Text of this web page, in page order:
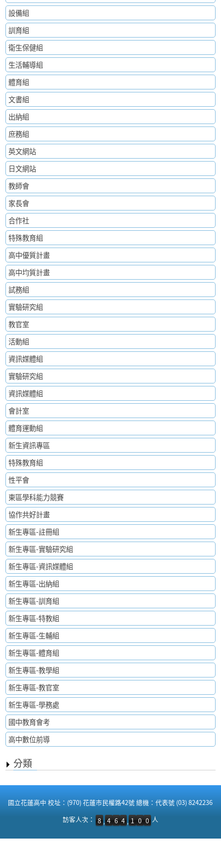
設備組
訓育組
衛生保健組
生活輔導組
體育組
文書組
出納組
庶務組
英文網站
日文網站
教師會
家長會
合作社
特殊教育組
高中優質計畫
高中均質計畫
試務組
實驗研究組
教官室
活動組
資訊媒體組
實驗研究組
資訊媒體組
會計室
體育運動組
新生資訊專區
特殊教育組
性平會
東區學科能力競賽
協作共好計畫
新生專區-註冊組
新生專區-實驗研究組
新生專區-資訊媒體組
新生專區-出納組
新生專區-訓育組
新生專區-特教組
新生專區-生輔組
新生專區-體育組
新生專區-教學組
新生專區-教官室
新生專區-學務處
國中教育會考
高中數位前導
分類
國立花蓮高中 校址：(970) 花蓮市民權路42號 總機：代表號 (03) 8242236
訪客人次：8,464,100 人
訪客人次： 8 , 4 6 4 , 1 0 0 人